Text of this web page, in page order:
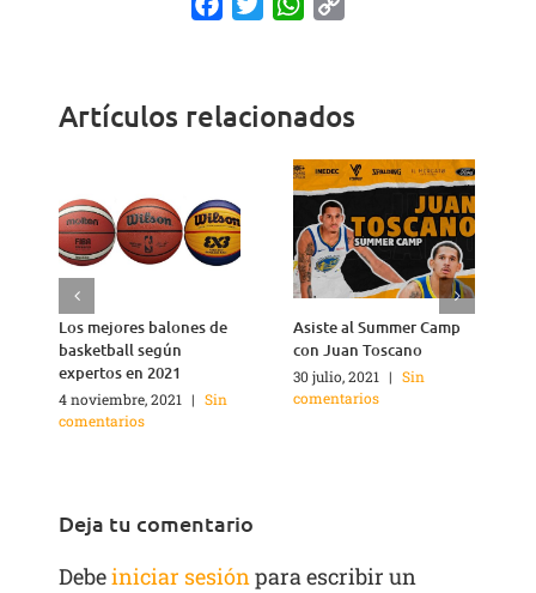
Artículos relacionados
Los mejores balones de
basketball según
expertos en 2021
4 noviembre, 2021 | Sin
comentarios
Asiste al Summer Camp
con Juan Toscano
30 julio, 2021 | Sin
comentarios
Deja tu comentario
Debeiniciar sesiónpara escribir un